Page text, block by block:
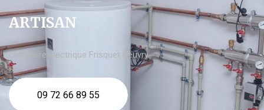
ARTISAN
chaudière électrique Frisquet Beuvry
09 72 66 89 55